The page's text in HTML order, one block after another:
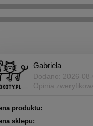
Gabriela
Dodano: 2026-
Opinia
produktu:
sklepu: